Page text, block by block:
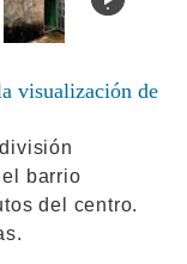
visualización de
barrio
del centro.